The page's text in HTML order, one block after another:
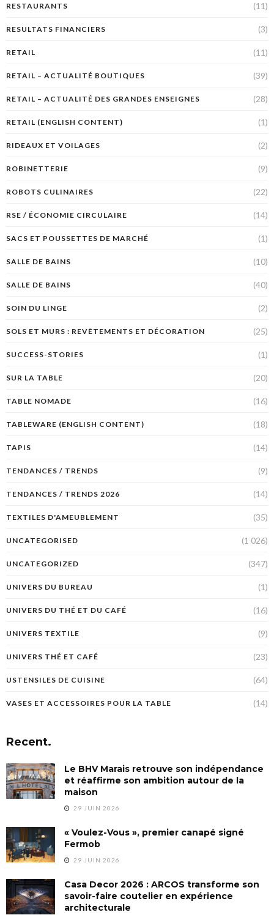
RESTAURANTS (11)
RESULTATS FINANCIERS (3)
RETAIL (11)
RETAIL – ACTUALITÉ BOUTIQUES (39)
RETAIL – ACTUALITÉ DES GRANDES ENSEIGNES (28)
RETAIL (ENGLISH CONTENT) (1)
RIDEAUX ET VOILAGES (2)
ROBINETTERIE (9)
ROBOTS CULINAIRES (22)
RSE / ÉCONOMIE CIRCULAIRE (14)
SACS ET POUSSETTES DE MARCHÉ (1)
SALLE DE BAINS (10)
SALLE DE BAINS (40)
SOIN DU LINGE (2)
SOLS ET MURS : REVÊTEMENTS ET DÉCORATION (25)
SUCCESS-STORIES (1)
SUR LA TABLE (20)
TABLE NOMADE (16)
TABLEWARE (ENGLISH CONTENT) (18)
TAPIS (14)
TENDANCES / TRENDS (9)
TENDANCES / TRENDS 2026 (14)
TEXTILES D'AMEUBLEMENT (35)
UNCATEGORISED (1 026)
UNCATEGORIZED (347)
UNIVERS DU BUREAU (1)
UNIVERS DU THÉ ET DU CAFÉ (16)
UNIVERS TEXTILE (9)
UNIVERS THÉ ET CAFÉ (23)
USTENSILES DE CUISINE (64)
VASES ET ACCESSOIRES POUR LA TABLE (14)
Recent.
Le BHV Marais retrouve son indépendance
et réaffirme son ambition autour de la
maison
29 JUIN 2026
« Voulez-Vous », premier canapé signé
Fermob
29 JUIN 2026
Casa Decor 2026 : ARCOS transforme son
savoir-faire coutelier en expérience
architecturale